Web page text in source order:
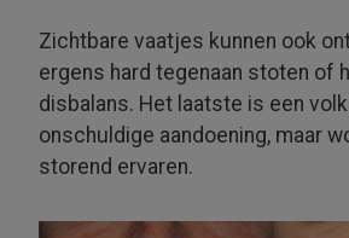
Zichtbare vaatjes kunnen ook
ergens hard tegenaan stoten of
disbalans. Het laatste is een
onschuldige aandoening, maar
storend ervaren.